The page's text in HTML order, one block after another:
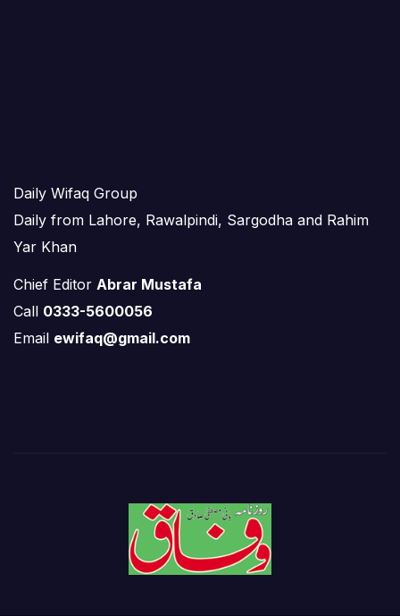
Daily Wifaq Group
Daily from Lahore, Rawalpindi, Sargodha and Rahim
Yar Khan
Chief Editor Abrar Mustafa
Call 0333-5600056
Email ewifaq@gmail.com